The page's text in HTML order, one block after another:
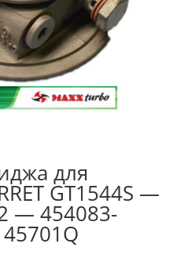
для
GT1544S —
— 454083-